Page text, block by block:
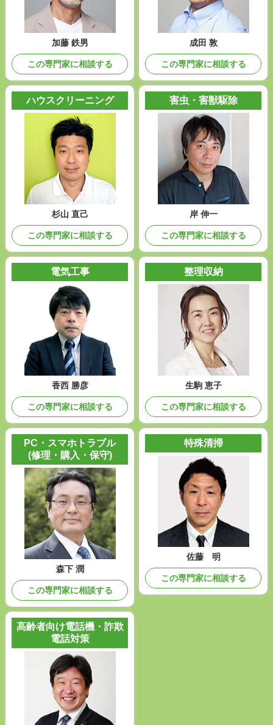
加藤 鉄男
この専門家に相談する
成田 敦
この専門家に相談する
ハウスクリーニング
杉山 直己
この専門家に相談する
害虫・害獣駆除
岸 伸一
この専門家に相談する
電気工事
香西 勝彦
この専門家に相談する
整理収納
生駒 恵子
この専門家に相談する
PC・スマホトラブル
(修理・購入・保守)
森下 潤
この専門家に相談する
特殊清掃
佐藤 明
この専門家に相談する
高齢者向け電話機・詐欺
電話対策